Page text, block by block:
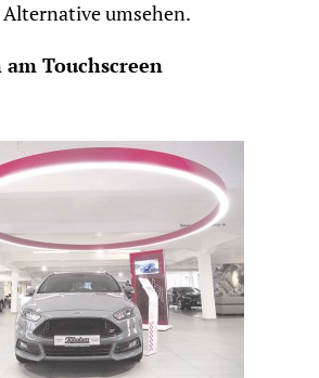
Alternative umsehen.
Touchscreen